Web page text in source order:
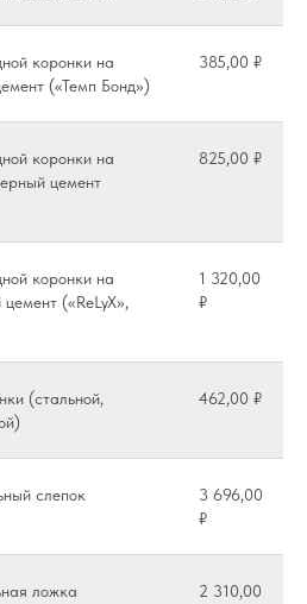
коронки на
(«Темп Бонд»)
385,00 ₽
коронки на
цемент
825,00 ₽
коронки на
(«ReLyX»,
1 320,00
₽
(стальной,
462,00 ₽
слепок
3 696,00
₽
ложка
2 310,00